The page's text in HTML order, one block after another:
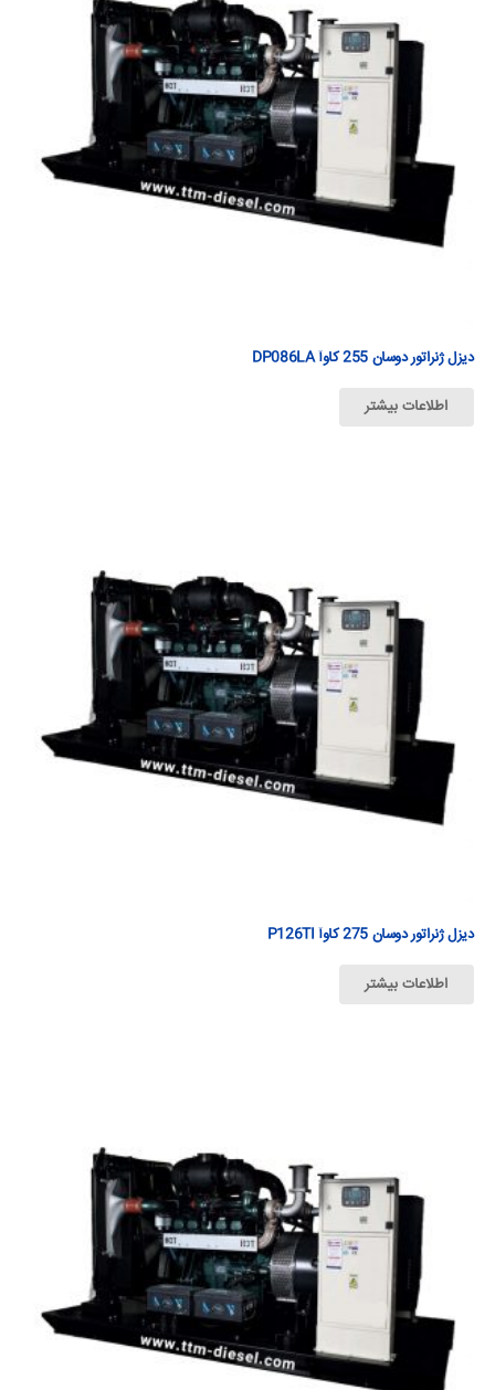
دیزل ژنراتور دوسان 255 كاوآ DP086LA
اطلاعات بیشتر
دیزل ژنراتور دوسان 275 كاوآ P126TI
اطلاعات بیشتر